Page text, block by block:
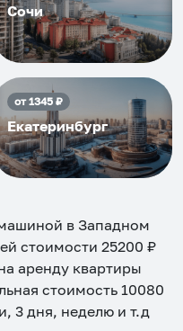
Сочи
от1345₽
Екатеринбург
в Западном
стоимости 25200 ₽
аренду квартиры
стоимость 10080
3 дня, неделю и т.д